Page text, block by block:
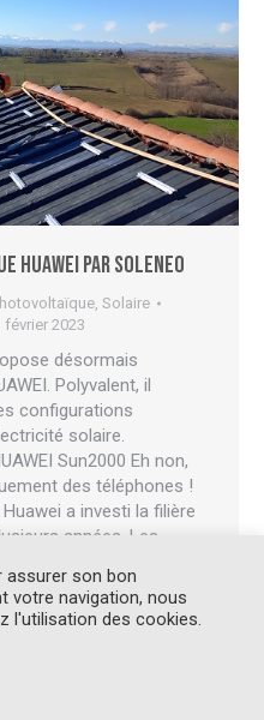
par Soleneo
, Solaire
février 2023
désormais
Polyvalent, il
configurations
solaire.
Sun2000 Eh non,
des téléphones !
a investi la filière
années. Les
assurer son bon
votre navigation, nous
l'utilisation des cookies.